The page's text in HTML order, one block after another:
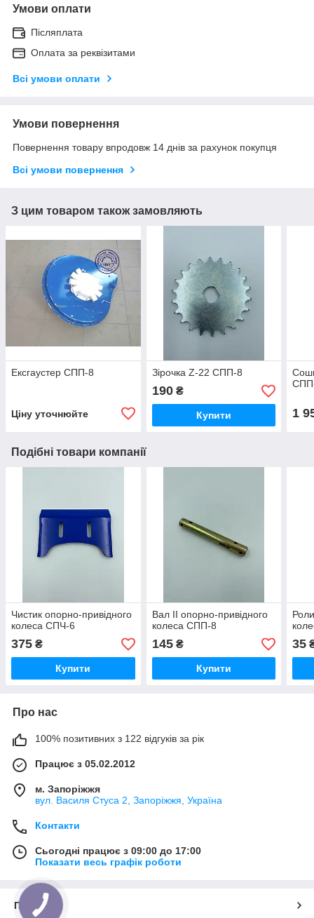
Умови оплати
Післяплата
Оплата за реквізитами
Всі умови оплати
Умови повернення
Повернення товару впродовж 14 днів за рахунок покупця
Всі умови повернення
З цим товаром також замовляють
Ексгаустер СПП-8
Ціну уточнюйте
Зірочка Z-22 СПП-8
190₴
Купити 1
Подібні товари компанії
Чистик опорно-привідного
колеса СПЧ-6
375 ₴
Купити
Вал II опорно-привідного
колеса СПП-8
145₴
Купити
35
Про нас
100% позитивних з 122 відгуків за рік
Працює з 05.02.2012
м. Запоріжжя
вул. Василя Стуса 2, Запоріжжя, Україна
Контакти
Сьогодні працює з 09:00 до 17:00
Показати весь графік роботи
Про нас